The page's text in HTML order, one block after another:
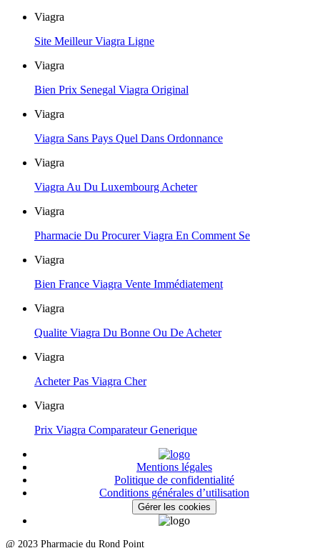
Viagra
Site Meilleur Viagra Ligne
Viagra
Bien Prix Senegal Viagra Original
Viagra
Viagra Sans Pays Quel Dans Ordonnance
Viagra
Viagra Au Du Luxembourg Acheter
Viagra
Pharmacie Du Procurer Viagra En Comment Se
Viagra
Bien France Viagra Vente Immédiatement
Viagra
Qualite Viagra Du Bonne Ou De Acheter
Viagra
Acheter Pas Viagra Cher
Viagra
Prix Viagra Comparateur Generique
Mentions légales
Politique de confidentialité
Conditions générales d’utilisation
Gérer les cookies
@ 2023 Pharmacie du Rond Point